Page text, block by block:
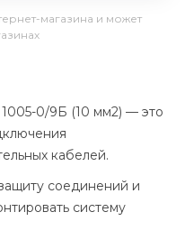
магазина и может
0/9Б (10 мм2) — это
кабелей.
соединений и
систему